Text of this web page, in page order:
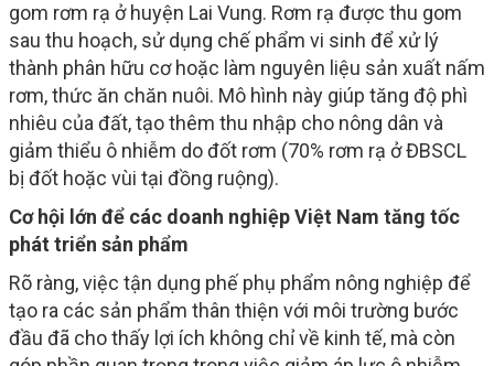
gom rơm rạ ở huyện Lai Vung. Rơm rạ được thu gom
sau thu hoạch, sử dụng chế phẩm vi sinh để xử lý
thành phân hữu cơ hoặc làm nguyên liệu sản xuất nấm
rơm, thức ăn chăn nuôi. Mô hình này giúp tăng độ phì
nhiêu của đất, tạo thêm thu nhập cho nông dân và
giảm thiểu ô nhiễm do đốt rơm (70% rơm rạ ở ĐBSCL
bị đốt hoặc vùi tại đồng ruộng).
Cơ hội lớn để các doanh nghiệp Việt Nam tăng tốc
phát triển sản phẩm
Rõ ràng, việc tận dụng phế phụ phẩm nông nghiệp để
tạo ra các sản phẩm thân thiện với môi trường bước
đầu đã cho thấy lợi ích không chỉ về kinh tế, mà còn